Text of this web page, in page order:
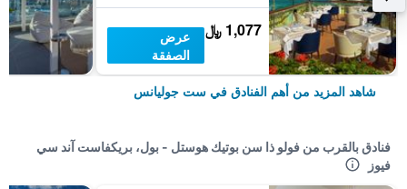
1,077 ﷼
عرض
الصفقة
شاهد المزيد من أهم الفنادق في ست جوليانس
فنادق بالقرب من فولو ذا سن بوتيك هوستل - بول، بريكفاست آند سي
فيوز